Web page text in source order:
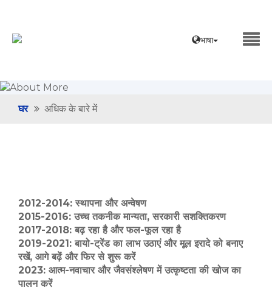
भाषा
घर अधिक के बारे में
2012-2014: स्थापना और अन्वेषण
2015-2016: उच्च तकनीक मान्यता, सरकारी सशक्तिकरण
2017-2018: बढ़ रहा है और फल-फूल रहा है
2019-2021: बायो-ट्रेंड का लाभ उठाएं और मूल इरादे को बनाए
रखें, आगे बढ़ें और फिर से शुरू करें
2023: आत्म-नवाचार और जैवसंश्लेषण में उत्कृष्टता की खोज का
पालन करें